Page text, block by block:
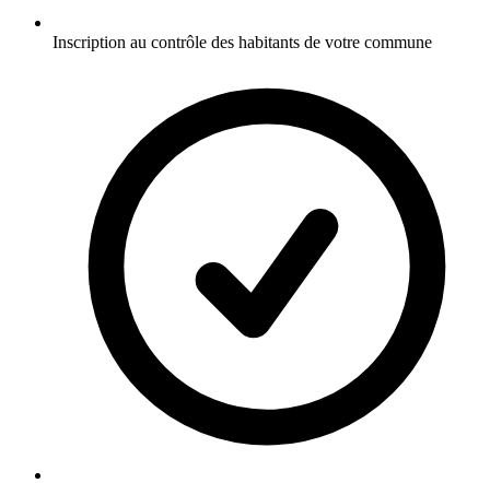
Inscription au contrôle des habitants de votre commune